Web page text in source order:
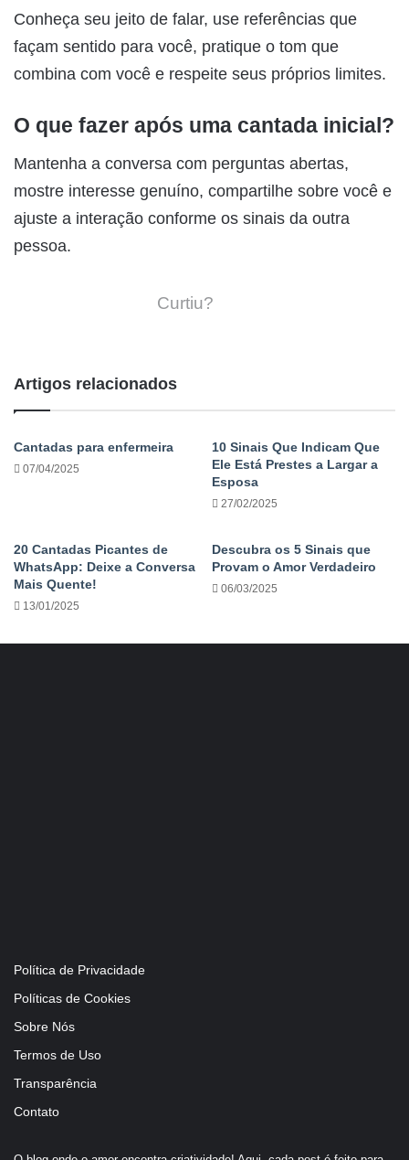
Conheça seu jeito de falar, use referências que
façam sentido para você, pratique o tom que
combina com você e respeite seus próprios limites.
O que fazer após uma cantada inicial?
Mantenha a conversa com perguntas abertas,
mostre interesse genuíno, compartilhe sobre você e
ajuste a interação conforme os sinais da outra
pessoa.
Curtiu?
Artigos relacionados
Cantadas para enfermeira
07/04/2025
10 Sinais Que Indicam Que
Ele Está Prestes a Largar a
Esposa
27/02/2025
20 Cantadas Picantes de
WhatsApp: Deixe a Conversa
Mais Quente!
13/01/2025
Descubra os 5 Sinais que
Provam o Amor Verdadeiro
06/03/2025
Política de Privacidade
Políticas de Cookies
Sobre Nós
Termos de Uso
Transparência
Contato